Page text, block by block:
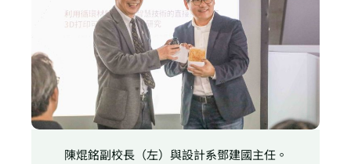
陳焜銘副校長（左）與設計系鄧建國主任。